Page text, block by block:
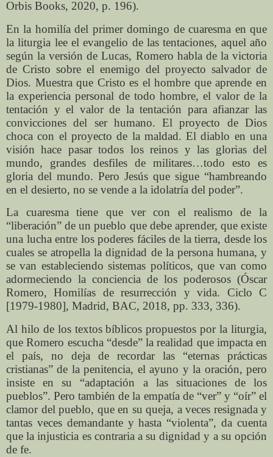
Orbis Books, 2020, p. 196).
En la homilía del primer domingo de cuaresma en que
la liturgia lee el evangelio de las tentaciones, aquel año
según la versión de Lucas, Romero habla de la victoria
de Cristo sobre el enemigo del proyecto salvador de
Dios. Muestra que Cristo es el hombre que aprende en
la experiencia personal de todo hombre, el valor de la
tentación y el valor de la tentación para afianzar las
convicciones del ser humano. El proyecto de Dios
choca con el proyecto de la maldad. El diablo en una
visión hace pasar todos los reinos y las glorias del
mundo, grandes desfiles de militares…todo esto es
gloria del mundo. Pero Jesús que sigue “hambreando
en el desierto, no se vende a la idolatría del poder”.
La cuaresma tiene que ver con el realismo de la
“liberación” de un pueblo que debe aprender, que existe
una lucha entre los poderes fáciles de la tierra, desde los
cuales se atropella la dignidad de la persona humana, y
se van estableciendo sistemas políticos, que van como
adormeciendo la conciencia de los poderosos (Óscar
Romero, Homilías de resurrección y vida. Ciclo C
[1979-1980], Madrid, BAC, 2018, pp. 333, 336).
Al hilo de los textos bíblicos propuestos por la liturgia,
que Romero escucha “desde” la realidad que impacta en
el país, no deja de recordar las “eternas prácticas
cristianas” de la penitencia, el ayuno y la oración, pero
insiste en su “adaptación a las situaciones de los
pueblos”. Pero también de la empatía de “ver” y “oír” el
clamor del pueblo, que en su queja, a veces resignada y
tantas veces demandante y hasta “violenta”, da cuenta
que la injusticia es contraria a su dignidad y a su opción
de fe.